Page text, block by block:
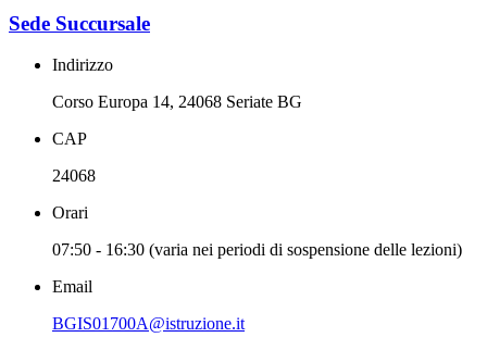
Sede Succursale
Indirizzo
Corso Europa 14, 24068 Seriate BG
CAP
24068
Orari
07:50 - 16:30 (varia nei periodi di sospensione delle lezioni)
Email
BGIS01700A@istruzione.it